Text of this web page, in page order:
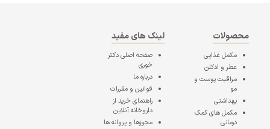
محصولات
مکمل غذایی
عطر و ادکلن
مراقبت پوست و
مو
بهداشتی
مکمل های کمک
درمانی
لینک های مفید
صفحه اصلیدکتر
خوری
درباره ما
قوانین و مقررات
راهنمای خرید از
داروخانه آنلاین
مجوزها و پروانه ها